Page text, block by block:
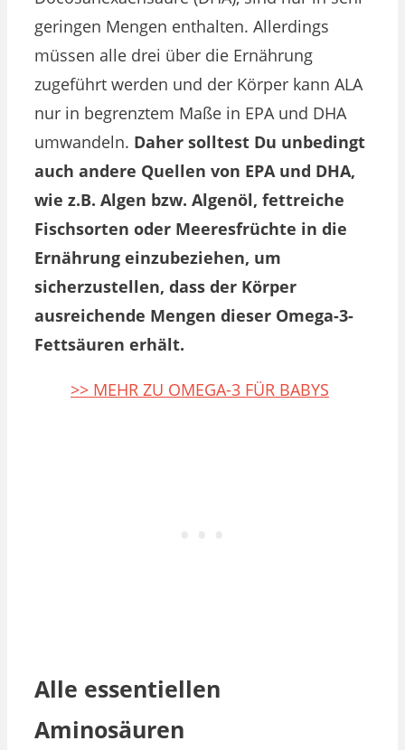
geringen Mengen enthalten. Allerdings
müssen alle drei über die Ernährung
zugeführt werden und der Körper kann ALA
nur in begrenztem Maße in EPA und DHA
umwandeln. Daher solltest Du unbedingt
auch andere Quellen von EPA und DHA,
wie z.B. Algen bzw. Algenöl, fettreiche
Fischsorten oder Meeresfrüchte in die
Ernährung einzubeziehen, um
sicherzustellen, dass der Körper
ausreichende Mengen dieser Omega-3-
Fettsäuren erhält.
>> MEHR ZU OMEGA-3 FÜR BABYS
Alle essentiellen
Aminosäuren